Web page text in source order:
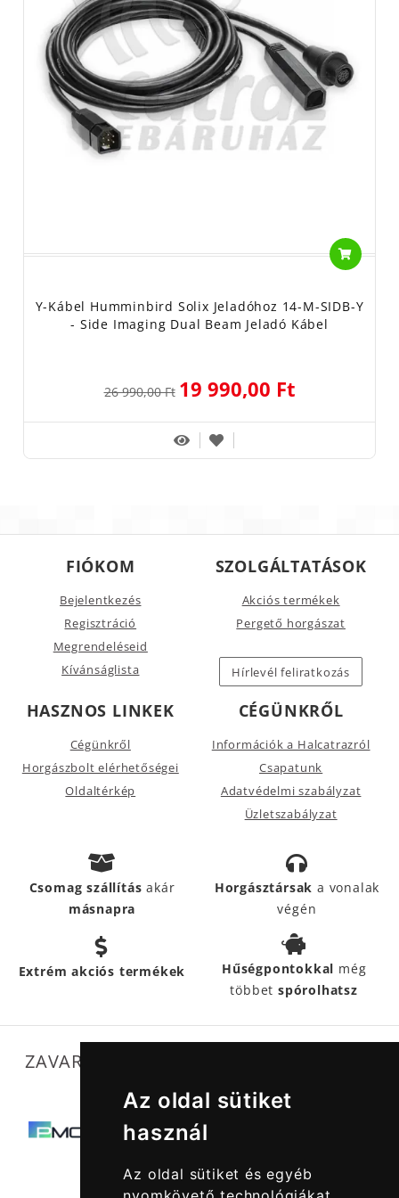
Az oldal sütiket
használ
Az oldal sütiket és egyéb
Y-Kábel Humminbird Solix Jeladóhoz 14-M-SIDB-Y
- Side Imaging Dual Beam Jeladó Kábel
26 990,00 Ft 19 990,00 Ft
FIÓKOM
Bejelentkezés
Regisztráció
Megrendeléseid
Kívánságlista
SZOLGÁLTATÁSOK
Akciós termékek
Pergető horgászat
Hírlevél feliratkozás
HASZNOS LINKEK
Cégünkről
Horgászbolt elérhetőségei
Oldaltérkép
CÉGÜNKRŐL
Információk a Halcatrazról
Csapatunk
Adatvédelmi szabályzat
Üzletszabályzat
Csomag szállításakár
másnapra
Horgásztársak a vonalak
végén
Extrém akciós termékek Hűségpontokkal még
többetspórolhatsz
ZAVARTALAN MŰKÖDÉSÜNKET SEGÍTIK